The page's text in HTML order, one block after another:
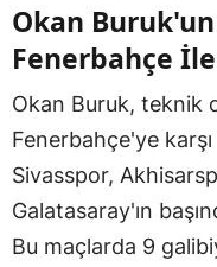
Okan
Fenerbahçe
Okan Buruk, teknik
Fenerbahçe'ye
Sivasspor,
Galatasaray'ın
Bu maçlarda 9